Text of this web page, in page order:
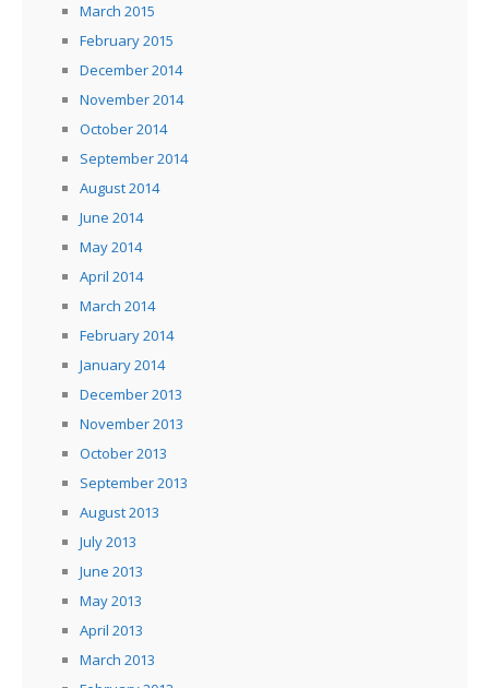
March 2015
February 2015
December 2014
November 2014
October 2014
September 2014
August 2014
June 2014
May 2014
April 2014
March 2014
February 2014
January 2014
December 2013
November 2013
October 2013
September 2013
August 2013
July 2013
June 2013
May 2013
April 2013
March 2013